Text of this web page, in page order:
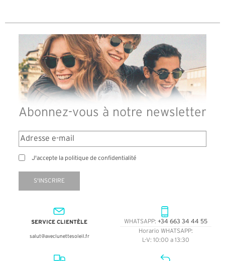
Abonnez-vous à notre newsletter
J'accepte la politique de confidentialité
S'INSCRIRE
SERVICE CLIENTÈLE
salut@aveclunettesoleil.fr
WHATSAPP: +34 663 34 44 55
Horario WHATSAPP:
L-V: 10:00 a 13:30